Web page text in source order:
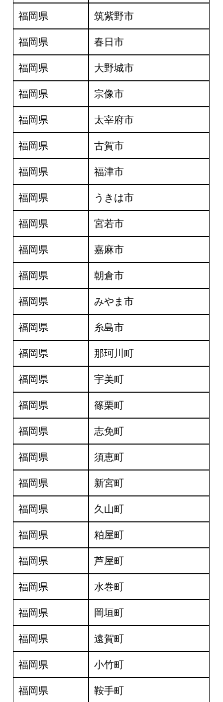
福岡県 筑紫野市
福岡県 春日市
福岡県 大野城市
福岡県 宗像市
福岡県 太宰府市
福岡県 古賀市
福岡県 福津市
福岡県 うきは市
福岡県 宮若市
福岡県 嘉麻市
福岡県 朝倉市
福岡県 みやま市
福岡県 糸島市
福岡県 那珂川町
福岡県 宇美町
福岡県 篠栗町
福岡県 志免町
福岡県 須恵町
福岡県 新宮町
福岡県 久山町
福岡県 粕屋町
福岡県 芦屋町
福岡県 水巻町
福岡県 岡垣町
福岡県 遠賀町
福岡県 小竹町
福岡県 鞍手町